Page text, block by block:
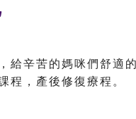
給辛苦的媽咪們舒適
程，產後修復療程。